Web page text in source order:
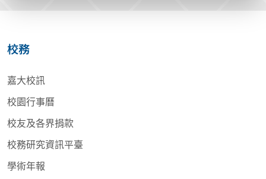
校務
嘉大校訊
校園行事曆
校友及各界捐款
校務研究資訊平臺
學術年報